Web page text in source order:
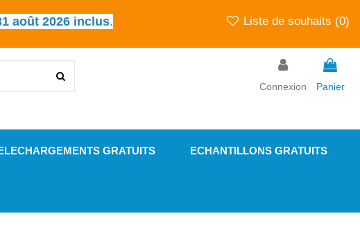
août 2026 inclus. Liste de souhaits (0)
Connexion
Panier
GRATUITS ECHANTILLONS GRATUITS